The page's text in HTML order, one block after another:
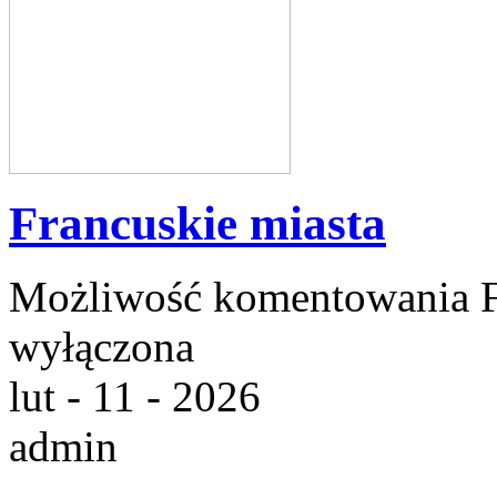
Francuskie miasta
Możliwość komentowania
wyłączona
lut - 11 - 2026
admin